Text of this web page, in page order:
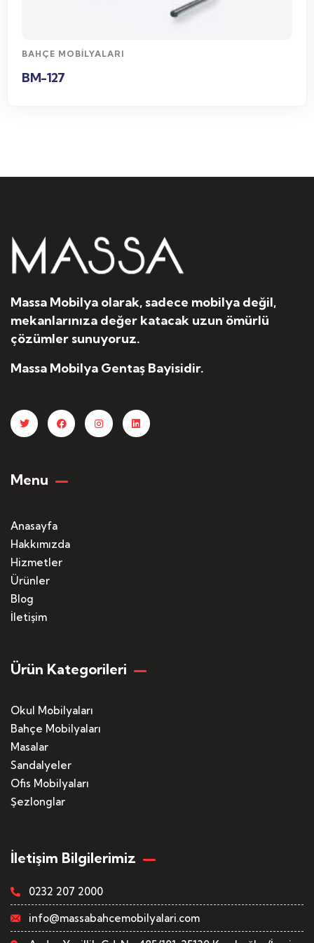
WhatsApp Sipariş
BAHÇE MOBILYALARI
BM-127
Massa Mobilya olarak, sadece mobilya değil,
mekanlarınıza değer katacak uzun ömürlü
çözümler sunuyoruz.
Massa Mobilya Gentaş Bayisidir.
Menu
Anasayfa
Hakkımızda
Hizmetler
Ürünler
Blog
İletişim
Ürün Kategorileri
Okul Mobilyaları
Bahçe Mobilyaları
Masalar
Sandalyeler
Ofis Mobilyaları
Şezlonglar
İletişim Bilgilerimiz
0232 207 2000
info@massabahcemobilyalari.com